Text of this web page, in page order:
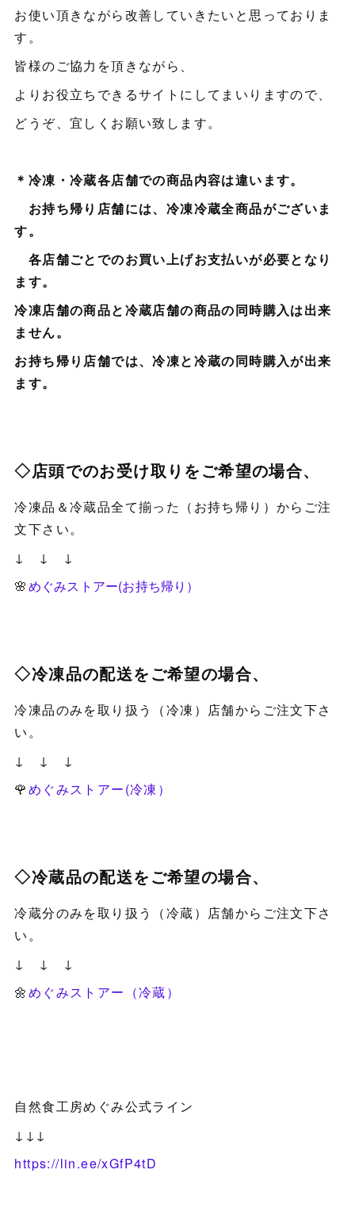
お使い頂きながら改善していきたいと思っておりま
す。
皆様のご協力を頂きながら、
よりお役立ちできるサイトにしてまいりますので、
どうぞ、宜しくお願い致します。
＊冷凍・冷蔵各店舗での商品内容は違います。
お持ち帰り店舗には、冷凍冷蔵全商品がございま
す。
各店舗ごとでのお買い上げお支払いが必要となり
ます。
冷凍店舗の商品と冷蔵店舗の商品の同時購入は出来
ません。
お持ち帰り店舗では、冷凍と冷蔵の同時購入が出来
ます。
◇店頭でのお受け取りをご希望の場合、
冷凍品＆冷蔵品全て揃った（お持ち帰り）からご注
文下さい。
↓ ↓ ↓
🌸めぐみストアー(お持ち帰り）
◇冷凍品の配送をご希望の場合、
冷凍品のみを取り扱う（冷凍）店舗からご注文下さ
い。
↓ ↓ ↓
🌹めぐみストアー(冷凍）
◇冷蔵品の配送をご希望の場合、
冷蔵分のみを取り扱う（冷蔵）店舗からご注文下さ
い。
↓ ↓ ↓
🌼めぐみストアー（冷蔵）
自然食工房めぐみ公式ライン
↓↓↓
https://lin.ee/xGfP4tD